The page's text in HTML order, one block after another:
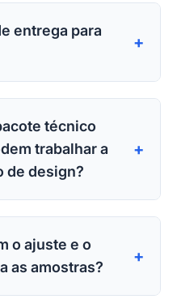
entrega para
+
técnico
trabalhar a
de design?
+
o ajuste e o
as amostras?
+